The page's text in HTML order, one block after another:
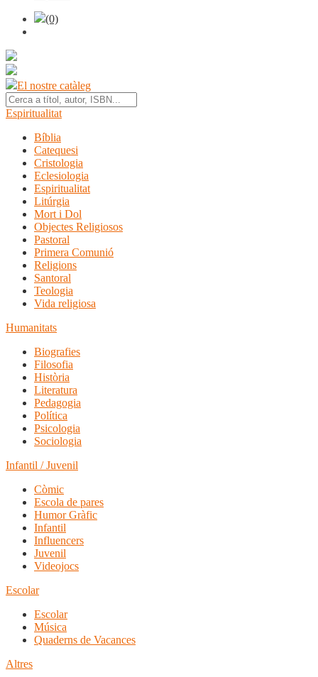
(0)
El nostre catàleg
Espiritualitat
Bíblia
Catequesi
Cristologia
Eclesiologia
Espiritualitat
Litúrgia
Mort i Dol
Objectes Religiosos
Pastoral
Primera Comunió
Religions
Santoral
Teologia
Vida religiosa
Humanitats
Biografies
Filosofia
Història
Literatura
Pedagogia
Política
Psicologia
Sociologia
Infantil / Juvenil
Còmic
Escola de pares
Humor Gràfic
Infantil
Influencers
Juvenil
Videojocs
Escolar
Escolar
Música
Quaderns de Vacances
Altres